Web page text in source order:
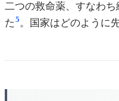
二つの救命薬、すなわち
た 5。国家はどのように